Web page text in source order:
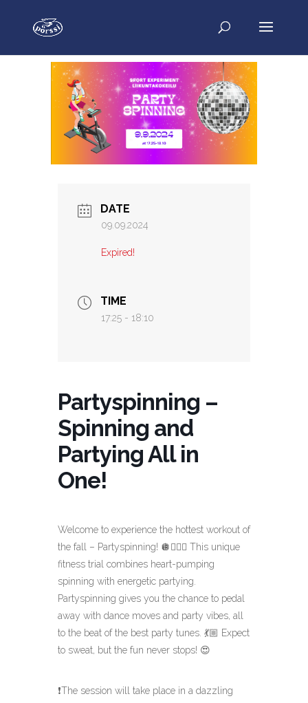
DATE
09.09.2024
Expired!
TIME
17:25 - 18:10
Partyspinning –
Spinning and
Partying All in
One!
Welcome to experience the hottest workout of
the fall – Partyspinning! 🪩🚴🏼‍♀️ This unique
fitness trial combines heart-pumping
spinning with energetic partying.
Partyspinning gives you the chance to pedal
away with dance moves and party vibes, all
to the beat of the best party tunes. 💃🏼 Expect
to sweat, but the fun never stops! 😍
❗️The session will take place in a dazzling